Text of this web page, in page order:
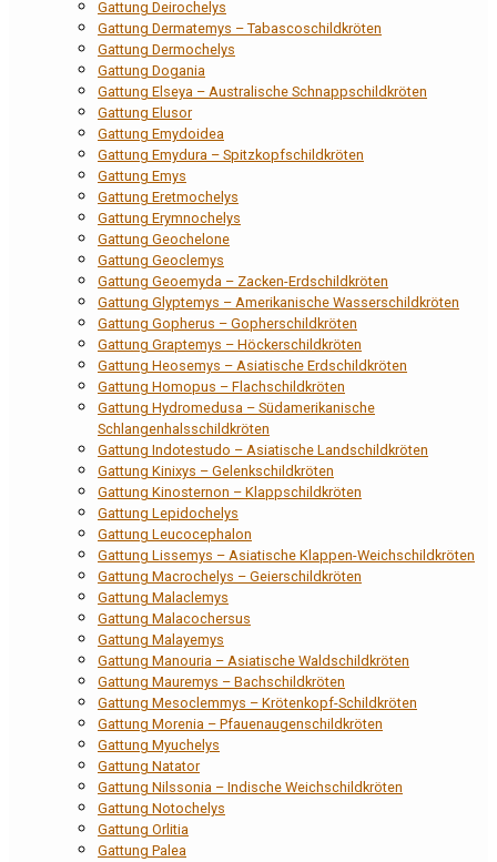
Gattung Deirochelys
Gattung Dermatemys – Tabascoschildkröten
Gattung Dermochelys
Gattung Dogania
Gattung Elseya – Australische Schnappschildkröten
Gattung Elusor
Gattung Emydoidea
Gattung Emydura – Spitzkopfschildkröten
Gattung Emys
Gattung Eretmochelys
Gattung Erymnochelys
Gattung Geochelone
Gattung Geoclemys
Gattung Geoemyda – Zacken-Erdschildkröten
Gattung Glyptemys – Amerikanische Wasserschildkröten
Gattung Gopherus – Gopherschildkröten
Gattung Graptemys – Höckerschildkröten
Gattung Heosemys – Asiatische Erdschildkröten
Gattung Homopus – Flachschildkröten
Gattung Hydromedusa – Südamerikanische
Schlangenhalsschildkröten
Gattung Indotestudo – Asiatische Landschildkröten
Gattung Kinixys – Gelenkschildkröten
Gattung Kinosternon – Klappschildkröten
Gattung Lepidochelys
Gattung Leucocephalon
Gattung Lissemys – Asiatische Klappen-Weichschildkröten
Gattung Macrochelys – Geierschildkröten
Gattung Malaclemys
Gattung Malacochersus
Gattung Malayemys
Gattung Manouria – Asiatische Waldschildkröten
Gattung Mauremys – Bachschildkröten
Gattung Mesoclemmys – Krötenkopf-Schildkröten
Gattung Morenia – Pfauenaugenschildkröten
Gattung Myuchelys
Gattung Natator
Gattung Nilssonia – Indische Weichschildkröten
Gattung Notochelys
Gattung Orlitia
Gattung Palea